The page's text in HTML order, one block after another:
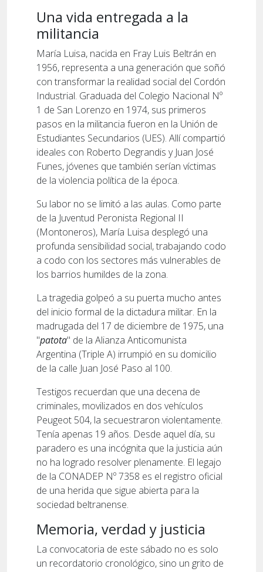
Una vida entregada a la
militancia
María Luisa, nacida en Fray Luis Beltrán en
1956, representa a una generación que soñó
con transformar la realidad social del Cordón
Industrial. Graduada del Colegio Nacional Nº
1 de San Lorenzo en 1974, sus primeros
pasos en la militancia fueron en la Unión de
Estudiantes Secundarios (UES). Allí compartió
ideales con Roberto Degrandis y Juan José
Funes, jóvenes que también serían víctimas
de la violencia política de la época.
Su labor no se limitó a las aulas. Como parte
de la Juventud Peronista Regional II
(Montoneros), María Luisa desplegó una
profunda sensibilidad social, trabajando codo
a codo con los sectores más vulnerables de
los barrios humildes de la zona.
La tragedia golpeó a su puerta mucho antes
del inicio formal de la dictadura militar. En la
madrugada del 17 de diciembre de 1975, una
"patota" de la Alianza Anticomunista
Argentina (Triple A) irrumpió en su domicilio
de la calle Juan José Paso al 100.
Testigos recuerdan que una decena de
criminales, movilizados en dos vehículos
Peugeot 504, la secuestraron violentamente.
Tenía apenas 19 años. Desde aquel día, su
paradero es una incógnita que la justicia aún
no ha logrado resolver plenamente. El legajo
de la CONADEP Nº 7358 es el registro oficial
de una herida que sigue abierta para la
sociedad beltranense.
Memoria, verdad y justicia
La convocatoria de este sábado no es solo
un recordatorio cronológico, sino un grito de